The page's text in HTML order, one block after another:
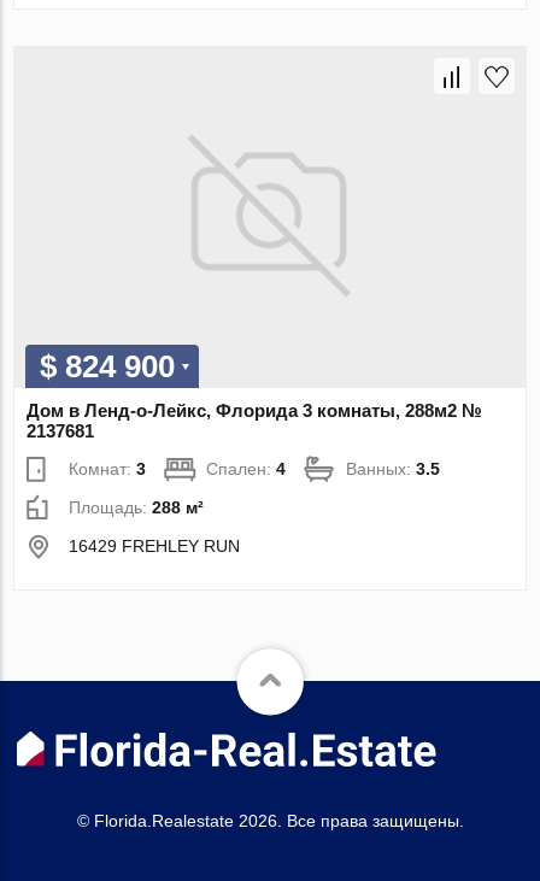
$ 824 900
Дом в Ленд-о-Лейкс, Флорида 3 комнаты, 288м2 №
2137681
Комнат:3 Спален:4 Ванных:3.5
Площадь:288 м²
16429 FREHLEY RUN
© Florida.Realestate 2026. Все права защищены.